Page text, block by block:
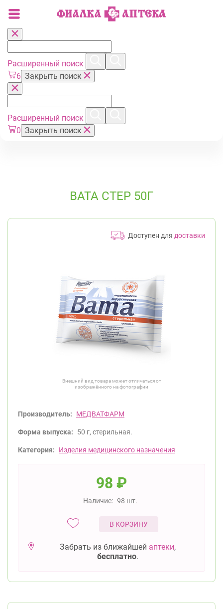
Расширенный поиск
6 Закрыть поиск
Расширенный поиск
0 Закрыть поиск
ВАТА СТЕР 50Г
Доступен для доставки
Внешний вид товара может отличаться от
изображённого на фотографии
Производитель: МЕДВАТФАРМ
Форма выпуска: 50 г, стерильная.
Категория: Изделия медицинского назначения
98 ₽
Наличие: 98 шт.
В КОРЗИНУ
Забрать из ближайшей аптеки,
бесплатно.